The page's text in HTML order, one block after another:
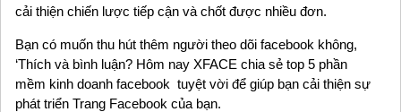
cải thiện chiến lược tiếp cận và chốt được nhiều đơn.
Bạn có muốn thu hút thêm người theo dõi facebook không,
‘Thích và bình luận? Hôm nay XFACE chia sẻ top 5 phần
mềm kinh doanh facebook tuyệt vời để giúp bạn cải thiện sự
phát triển Trang Facebook của bạn.